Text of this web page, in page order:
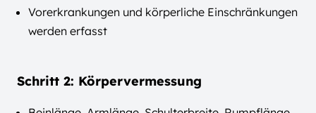
Vorerkrankungen und körperliche Einschränkungen
werden erfasst
Schritt 2: Körpervermessung